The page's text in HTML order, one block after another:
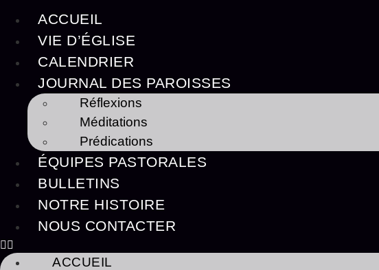
ACCUEIL
VIE D’ÉGLISE
CALENDRIER
JOURNAL DES PAROISSES
Réflexions
Méditations
Prédications
ÉQUIPES PASTORALES
BULLETINS
NOTRE HISTOIRE
NOUS CONTACTER
ACCUEIL